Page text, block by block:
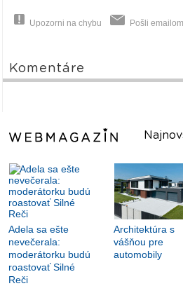
Upozorni na chybu Pošli emailom
Komentáre
Adela sa ešte
nevečerala:
moderátorku budú
roastovať Silné
Reči
Architektúra s
vášňou pre
automobily